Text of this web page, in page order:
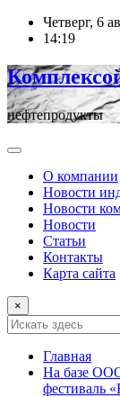
ПерейтиЧетверг, 6
14:19
нефтепродукты
О компании
Новости
Новости
Новости
Статьи
Контакты
Карта сайта
×
Главная
На базе ООО
фестиваль